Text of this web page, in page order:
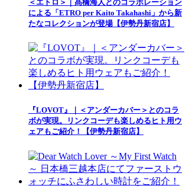
＜エトロ＞｜髙橋海人とのコラボレーション
による「ETRO per Kaito Takahashi」から新
たなコレクションが登場【伊勢丹新宿店】
『LOVOT』｜＜アンダーカバー＞とのコラ
ボが実現。リンクコーデも楽しめるヒト用ウ
ェアもご紹介！【伊勢丹新宿店】